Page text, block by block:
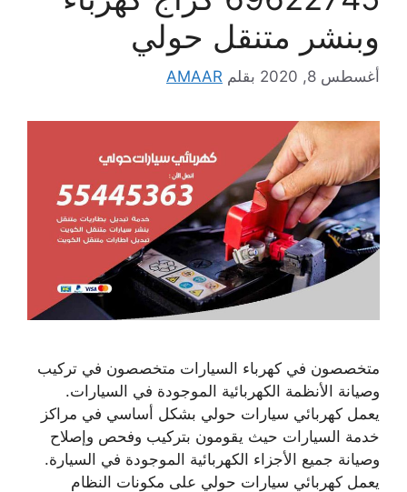
وبنشر متنقل حولي
أغسطس 8, 2020 بقلم AMAAR
متخصصون في كهرباء السيارات متخصصون في تركيب
وصيانة الأنظمة الكهربائية الموجودة في السيارات.
يعمل كهربائي سيارات حولي بشكل أساسي في مراكز
خدمة السيارات حيث يقومون بتركيب وفحص وإصلاح
وصيانة جميع الأجزاء الكهربائية الموجودة في السيارة.
يعمل كهربائي سيارات حولي على مكونات النظام